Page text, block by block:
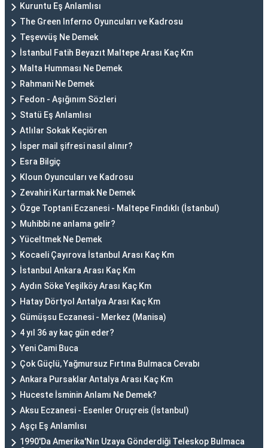
Kuruntu Eş Anlamlısı
The Green Inferno Oyuncuları ve Kadrosu
Teşevvüş Ne Demek
İstanbul Fatih Beyazıt Maltepe Arası Kaç Km
Malta Humması Ne Demek
Rahmani Ne Demek
Fedon - Aşığınım Sözleri
Statü Eş Anlamlısı
Atlılar Sokak Keçiören
İsper mail şifresi nasıl alınır?
Esra Bilgiç
Kloun Oyuncuları ve Kadrosu
Zevahiri Kurtarmak Ne Demek
Özge Toptani Eczanesi - Maltepe Fındıklı (İstanbul)
Muhibbi ne anlama gelir?
Yüceltmek Ne Demek
Kocaeli Çayırova İstanbul Arası Kaç Km
İstanbul Ankara Arası Kaç Km
Aydın Söke Yeşilköy Arası Kaç Km
Hatay Dörtyol Antalya Arası Kaç Km
Gümüşsu Eczanesi - Merkez (Manisa)
4 yıl 36 ay kaç gün eder?
Yeni Cami Buca
Çok Güçlü, Yağmursuz Fırtına Bulmaca Cevabı
Ankara Pursaklar Antalya Arası Kaç Km
Huceste İsminin Anlamı Ne Demek?
Aksu Eczanesi - Esenler Oruçreis (İstanbul)
Aşçı Eş Anlamlısı
1990'Da Amerika'Nın Uzaya Gönderdiği Teleskop Bulmaca